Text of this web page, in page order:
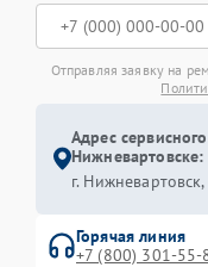
Отправляя заявку на
Адрес
Нижневартовске:
г.
Горячая линия
+7 (800) 301-55-